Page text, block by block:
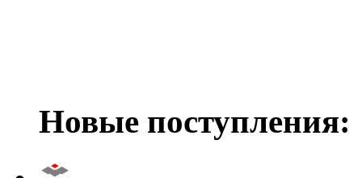
Новые поступления: